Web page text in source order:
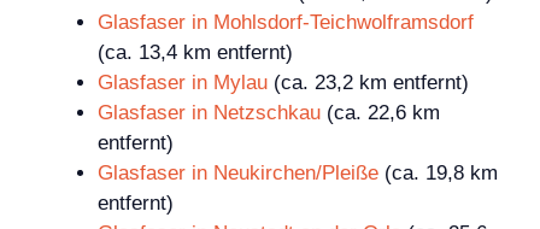
Glasfaser in Mohlsdorf-Teichwolframsdorf
(ca. 13,4 km entfernt)
Glasfaser in Mylau (ca. 23,2 km entfernt)
Glasfaser in Netzschkau (ca. 22,6 km
entfernt)
Glasfaser in Neukirchen/Pleiße (ca. 19,8 km
entfernt)